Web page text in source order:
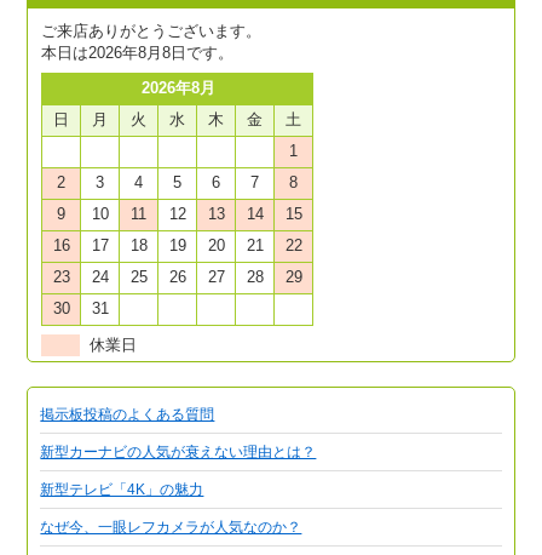
ご来店ありがとうございます。
本日は2026年8月8日です。
2026年8月
日
月 火 水 木 金
土
1
2
3 4 5 6 7
8
9
10 11 12 13 14
15
16
17 18 19 20 21
22
23
24 25 26 27 28
29
30
31
休業日
掲示板投稿のよくある質問
新型カーナビの人気が衰えない理由とは？
新型テレビ「4K」の魅力
なぜ今、一眼レフカメラが人気なのか？